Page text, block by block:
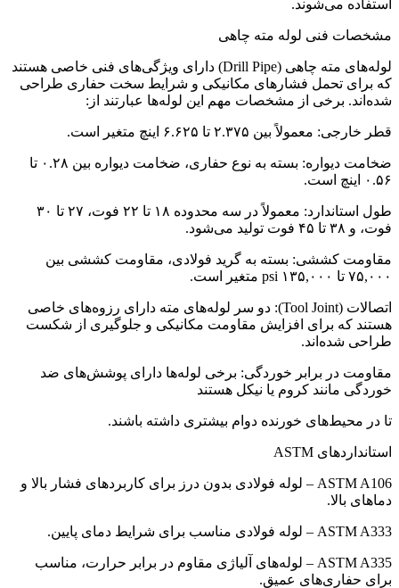
استفاده می‌شوند.
مشخصات فنی لوله مته چاهی
لوله‌های مته چاهی (Drill Pipe) دارای ویژگی‌های فنی خاصی هستند
که برای تحمل فشارهای مکانیکی و شرایط سخت حفاری طراحی
شده‌اند. برخی از مشخصات مهم این لوله‌ها عبارتند از:
قطر خارجی: معمولاً بین ۲.۳۷۵ تا ۶.۶۲۵ اینچ متغیر است.
ضخامت دیواره: بسته به نوع حفاری، ضخامت دیواره بین ۰.۲۸ تا
۰.۵۶ اینچ است.
طول استاندارد: معمولاً در سه محدوده ۱۸ تا ۲۲ فوت، ۲۷ تا ۳۰
فوت، و ۳۸ تا ۴۵ فوت تولید می‌شود.
مقاومت کششی: بسته به گرید فولادی، مقاومت کششی بین
۷۵,۰۰۰ تا ۱۳۵,۰۰۰ psi متغیر است.
اتصالات (Tool Joint): دو سر لوله‌های مته دارای رزوه‌های خاصی
هستند که برای افزایش مقاومت مکانیکی و جلوگیری از شکست
طراحی شده‌اند.
مقاومت در برابر خوردگی: برخی لوله‌ها دارای پوشش‌های ضد
خوردگی مانند کروم یا نیکل هستند
تا در محیط‌های خورنده دوام بیشتری داشته باشند.
استانداردهای ASTM
ASTM A106 – لوله فولادی بدون درز برای کاربردهای فشار بالا و
دماهای بالا.
ASTM A333 – لوله فولادی مناسب برای شرایط دمای پایین.
ASTM A335 – لوله‌های آلیاژی مقاوم در برابر حرارت، مناسب
برای حفاری‌های عمیق.